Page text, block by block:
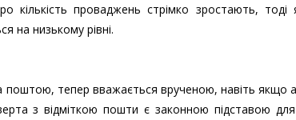
кількість проваджень стрімко зростають, тоді
на низькому рівні.
поштою, тепер вважається врученою, навіть якщо
з відміткою пошти є законною підставою